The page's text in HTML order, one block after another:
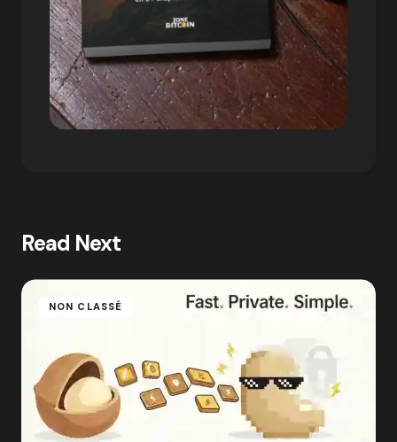
Read Next
NON CLASSÉ